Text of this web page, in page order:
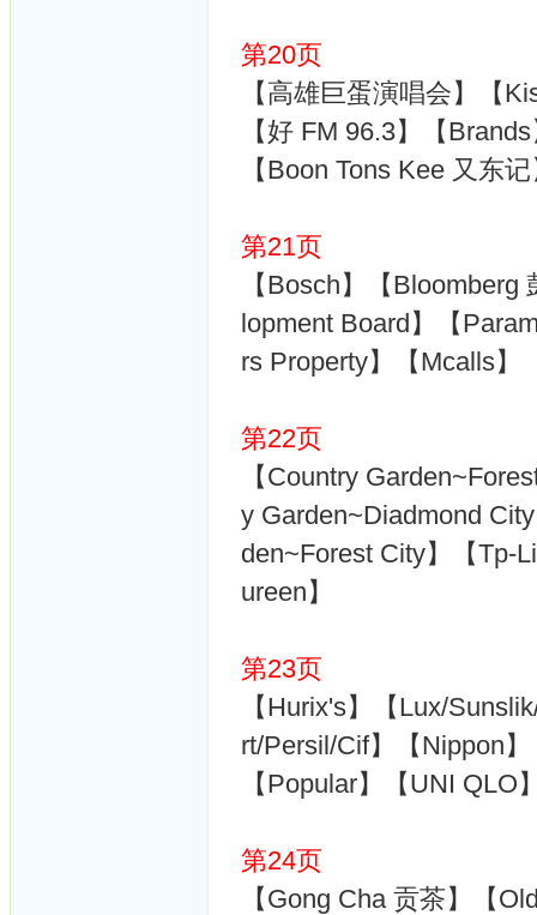
第20页
【高雄巨蛋演唱会】【
【好 FM 96.3】【
【Boon Tons Kee 又东
第21页
【Bosch】【
lopment Board】【
rs Property】【Mcalls】
第22页
【Country
y Garden~Diadmond
den~Forest City】【Tp-
ureen】
第23页
【Hurix's】【Lux/
rt/Persil/Cif】【Nippon
【Popular】【UNI QLO
第24页
【Gong Cha 贡茶】【